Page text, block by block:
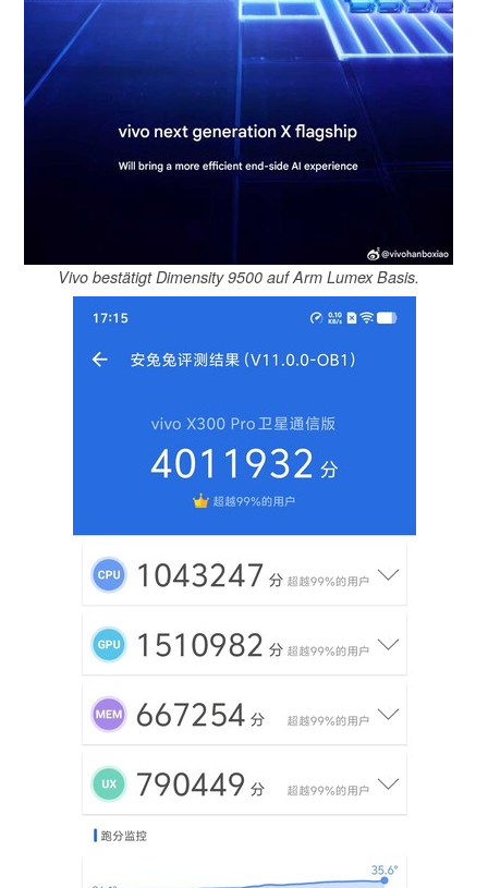
Vivo bestätigt Dimensity 9500 auf Arm Lumex Basis.